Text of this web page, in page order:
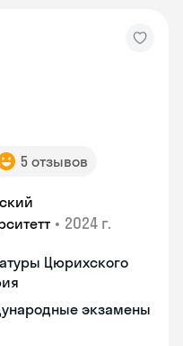
5 отзывов
• 2024 г.
Цюрихского
экзамены